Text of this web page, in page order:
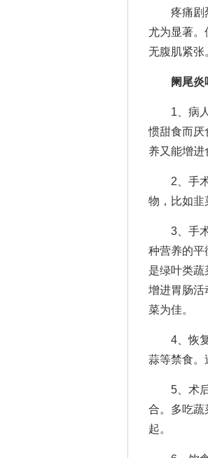
疼痛剧烈
尤为显著
无腹肌紧张
阑尾炎
1、病人
惯甜食而厌
养又能增进
2、手术
物，比如韭
3、手术
种营养的平
是绿叶类蔬
增进胃肠活
菜为佳。
4、恢复
蒜等禁食。
5、术后
合。多吃蔬
起。